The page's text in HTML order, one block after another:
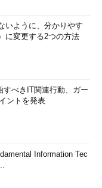
目を背けず、次のチ
、失敗を経験した際
た。
みる
を受け入れる
る
況報告書」「ユーザ
いように、分かりやす
に変更する2つの方法
すべきIT関連行動、ガー
ントを発表
Information Tec